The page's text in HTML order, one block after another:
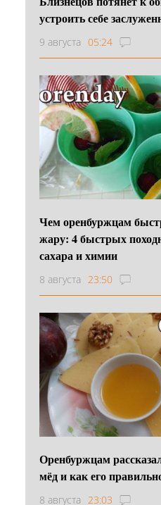
устроить себе
9 августа 05:24
Чем оренбуржцам
жару: 4 быстрых
сахара и химии
8 августа 23:50
Оренбуржцам
мёд и как его
8 августа 23:03